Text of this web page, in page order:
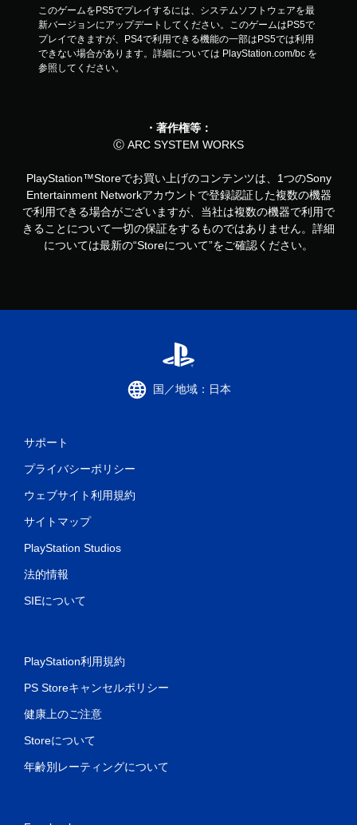
このゲームをPS5でプレイするには、システムソフトウェアを最
新バージョンにアップデートしてください。このゲームはPS5で
プレイできますが、PS4で利用できる機能の一部はPS5では利用
できない場合があります。詳細については PlayStation.com/bc を
参照してください。
・著作権等：
Ⓒ ARC SYSTEM WORKS
PlayStation™Storeでお買い上げのコンテンツは、1つのSony
Entertainment Networkアカウントで登録認証した複数の機器
で利用できる場合がございますが、当社は複数の機器で利用で
きることについて一切の保証をするものではありません。詳細
については最新の“Storeについて”をご確認ください。
国／地域：日本
サポート
プライバシーポリシー
ウェブサイト利用規約
サイトマップ
PlayStation Studios
法的情報
SIEについて
PlayStation利用規約
PS Storeキャンセルポリシー
健康上のご注意
Storeについて
年齢別レーティングについて